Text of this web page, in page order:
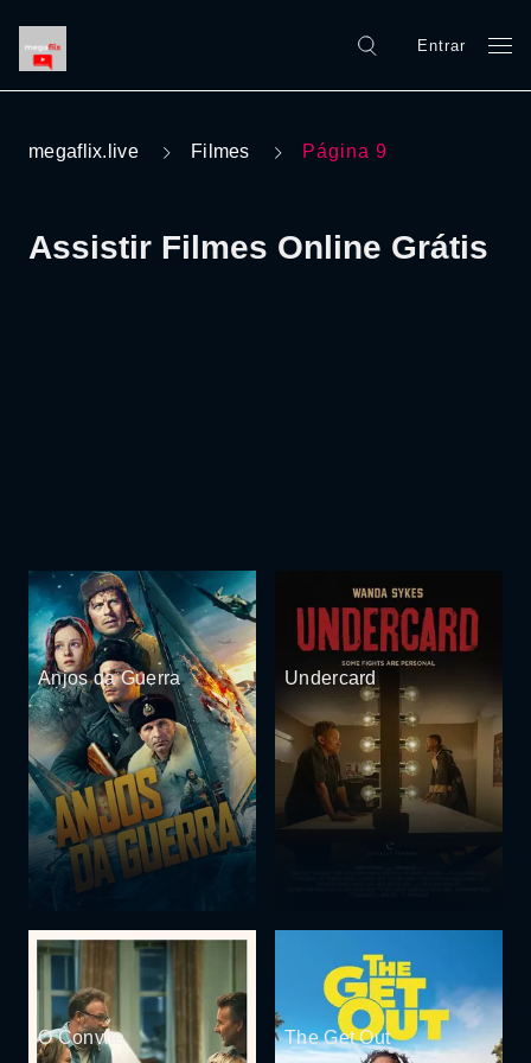
Entrar
megaflix.live Filmes Página 9
Assistir Filmes Online Grátis
Anjos da Guerra Undercard
O Convite The Get Out